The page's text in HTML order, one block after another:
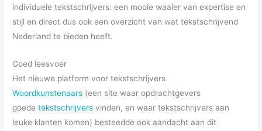
individuele tekstschrijvers: een mooie waaier van expertise en
stijl en direct dus ook een overzicht van wat tekstschrijvend
Nederland te bieden heeft.
Goed leesvoer
Het nieuwe platform voor tekstschrijvers
Woordkunstenaars (een site waar opdrachtgevers
goedetekstschrijvers vinden, en waar tekstschrijvers aan
leuke klanten komen) besteedde ook aandacht aan dit